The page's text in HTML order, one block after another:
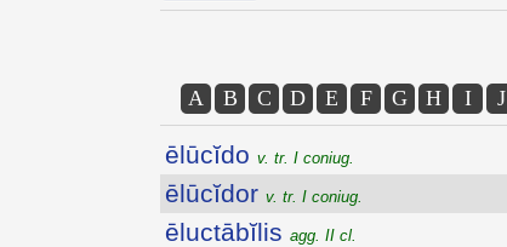
A B C D E F G H I J
ēlūcĭdo v. tr. I coniug.
ēlūcĭdor v. tr. I coniug.
ēluctābĭlis agg. II cl.